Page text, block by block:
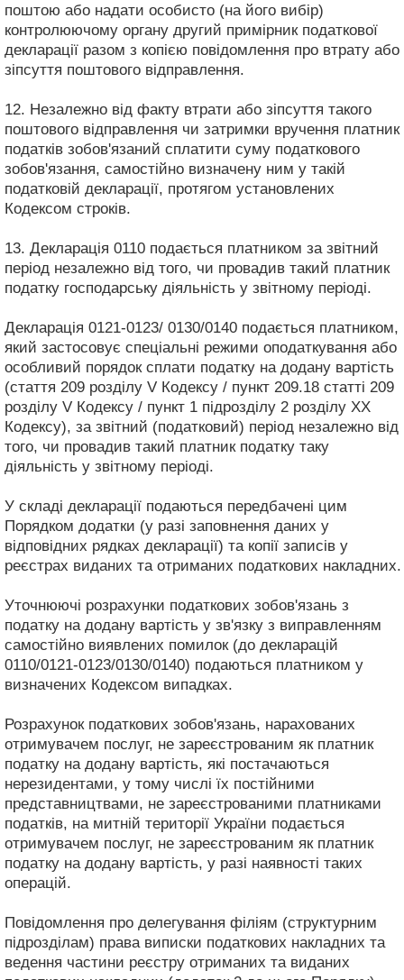
поштою або надати особисто (на його вибір)
контролюючому органу другий примірник податкової
декларації разом з копією повідомлення про втрату або
зіпсуття поштового відправлення.
12. Незалежно від факту втрати або зіпсуття такого
поштового відправлення чи затримки вручення платник
податків зобов'язаний сплатити суму податкового
зобов'язання, самостійно визначену ним у такій
податковій декларації, протягом установлених
Кодексом строків.
13. Декларація 0110 подається платником за звітний
період незалежно від того, чи провадив такий платник
податку господарську діяльність у звітному періоді.
Декларація 0121-0123/ 0130/0140 подається платником,
який застосовує спеціальні режими оподаткування або
особливий порядок сплати податку на додану вартість
(стаття 209 розділу V Кодексу / пункт 209.18 статті 209
розділу V Кодексу / пункт 1 підрозділу 2 розділу XX
Кодексу), за звітний (податковий) період незалежно від
того, чи провадив такий платник податку таку
діяльність у звітному періоді.
У складі декларації подаються передбачені цим
Порядком додатки (у разі заповнення даних у
відповідних рядках декларації) та копії записів у
реєстрах виданих та отриманих податкових накладних.
Уточнюючі розрахунки податкових зобов'язань з
податку на додану вартість у зв'язку з виправленням
самостійно виявлених помилок (до декларацій
0110/0121-0123/0130/0140) подаються платником у
визначених Кодексом випадках.
Розрахунок податкових зобов'язань, нарахованих
отримувачем послуг, не зареєстрованим як платник
податку на додану вартість, які постачаються
нерезидентами, у тому числі їх постійними
представництвами, не зареєстрованими платниками
податків, на митній території України подається
отримувачем послуг, не зареєстрованим як платник
податку на додану вартість, у разі наявності таких
операцій.
Повідомлення про делегування філіям (структурним
підрозділам) права виписки податкових накладних та
ведення частини реєстру отриманих та виданих